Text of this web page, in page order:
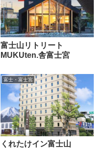
富士山リトリート
MUKUten.舎富士宮
富士・富士宮
くれたけイン富士山